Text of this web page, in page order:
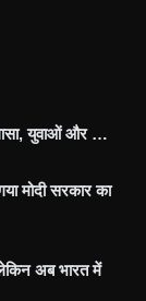
युवाओं और …
मोदी सरकार का
अब भारत में